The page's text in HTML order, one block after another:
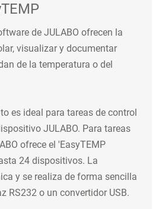
de JULABO ofrecen la
visualizar y documentar
de la temperatura o del
es ideal para tareas de control
JULABO. Para tareas
ofrece el 'EasyTEMP
24 dispositivos. La
y se realiza de forma sencilla
RS232 o un convertidor USB.